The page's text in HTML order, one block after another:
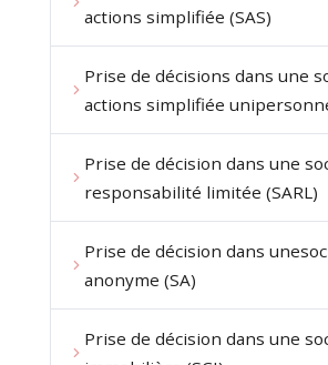
actions simplifiée (SAS)
Prise de décisions dans une
actions simplifiée
Prise de décision dans une
responsabilité limitée (SARL)
Prise de décision dans
anonyme (SA)
Prise de décision dans une